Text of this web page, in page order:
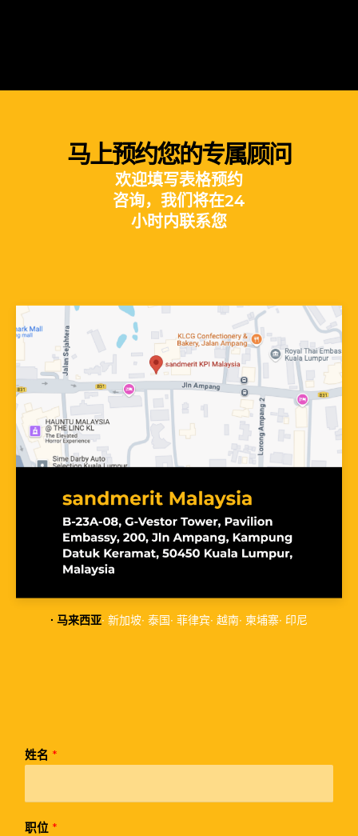
马上预约您的专属顾问
欢迎填写表格预约
咨询，我们将在24
小时内联系您
∙ 马来西亚∙ 新加坡∙ 泰国∙ 菲律宾∙ 越南∙ 柬埔寨∙ 印尼
姓名 *
职位 *